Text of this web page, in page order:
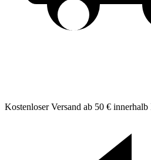
Kostenloser Versand ab 50 € innerhalb